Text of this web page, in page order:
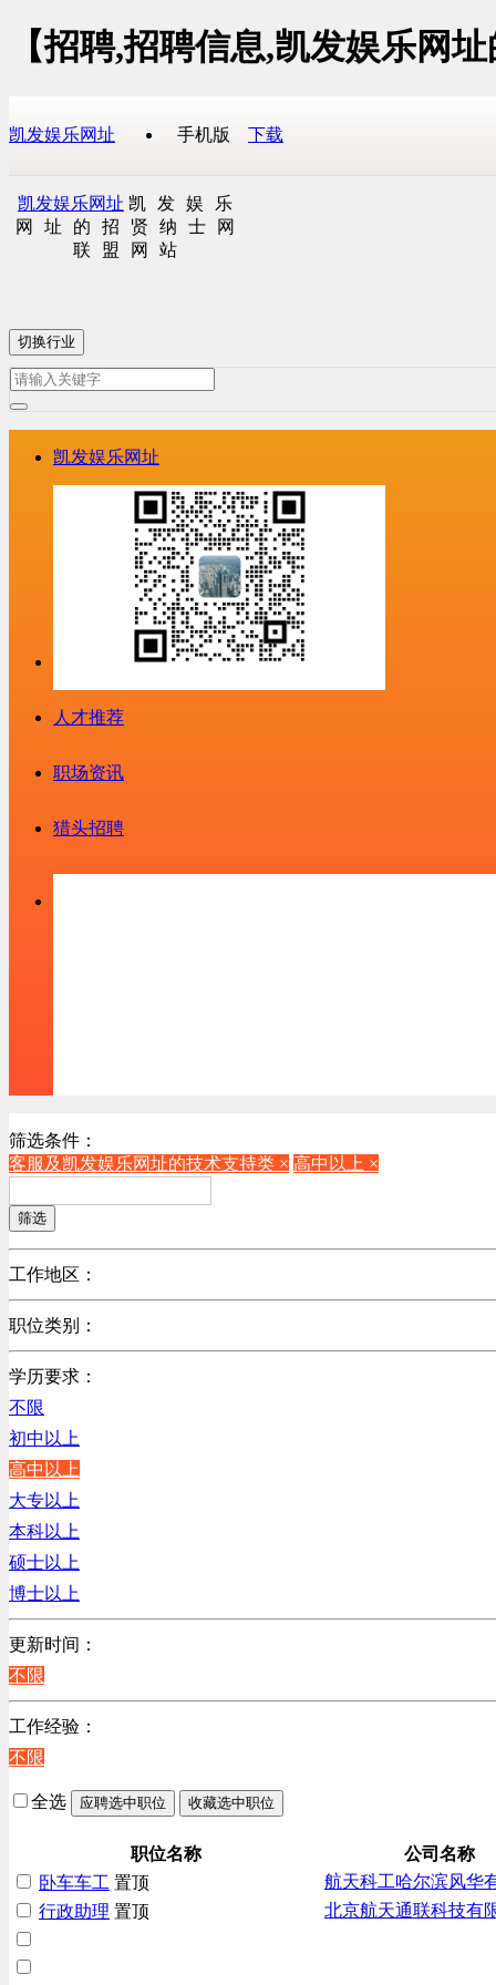
【招聘,招聘信息,凯发娱乐网
凯发娱乐网址 手机版 下载
凯发娱乐网址 凯发娱乐
网址的招贤纳士网
联盟网站
切换行业
凯发娱乐网址
人才推荐
职场资讯
猎头招聘
筛选条件：
客服及凯发娱乐网址的技术支持类 × 高中以上 ×
筛选
工作地区：
不限
职位类别：
不限
机械制造/仪器仪表类
计算机硬件类
销售管理类
计算机软件类
贸易/物流/仓储/采购类
客服及凯发娱乐网址的技术支持类
高级管理类
电子/电器/半导体类
电力电气/能源/自动化
程序/语言开发类
行政/后勤/文秘类
销售类
人力资源类
互联网/电子商务/游戏类
建筑装潢/市政建设类
通信/移动互联网/手机类
技工/维修类
房地产开发/物业管理类
生产/加工/认证类
综合技术类
学历要求：
不限
初中以上
高中以上
大专以上
本科以上
硕士以上
博士以上
更新时间：
不限
工作经验：
不限
全选 应聘选中职位 收藏选中职位
职位名称
公司名称
卧车车工 置顶 航天科工哈尔滨风华
行政助理 置顶 北京航天通联科技有